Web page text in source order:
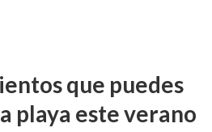
que puedes
playa este verano